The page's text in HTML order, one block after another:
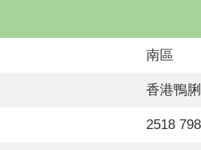
南區
香港鴨
2518